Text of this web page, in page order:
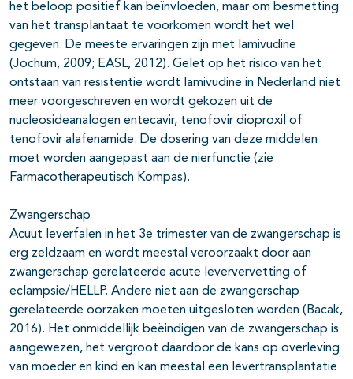
het beloop positief kan beïnvloeden, maar om besmetting
van het transplantaat te voorkomen wordt het wel
gegeven. De meeste ervaringen zijn met lamivudine
(Jochum, 2009; EASL, 2012). Gelet op het risico van het
ontstaan van resistentie wordt lamivudine in Nederland niet
meer voorgeschreven en wordt gekozen uit de
nucleosideanalogen entecavir, tenofovir dioproxil of
tenofovir alafenamide. De dosering van deze middelen
moet worden aangepast aan de nierfunctie (zie
Farmacotherapeutisch Kompas).
Zwangerschap
Acuut leverfalen in het 3e trimester van de zwangerschap is
erg zeldzaam en wordt meestal veroorzaakt door aan
zwangerschap gerelateerde acute leververvetting of
eclampsie/HELLP. Andere niet aan de zwangerschap
gerelateerde oorzaken moeten uitgesloten worden (Bacak,
2016). Het onmiddellijk beëindigen van de zwangerschap is
aangewezen, het vergroot daardoor de kans op overleving
van moeder en kind en kan meestal een levertransplantatie